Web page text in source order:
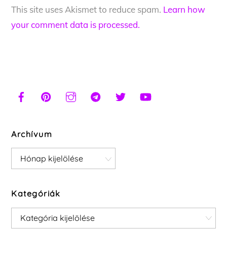
This site uses Akismet to reduce spam. Learn how
your comment data is processed.
Archívum
Archívum
Kategóriák
Kategóriák